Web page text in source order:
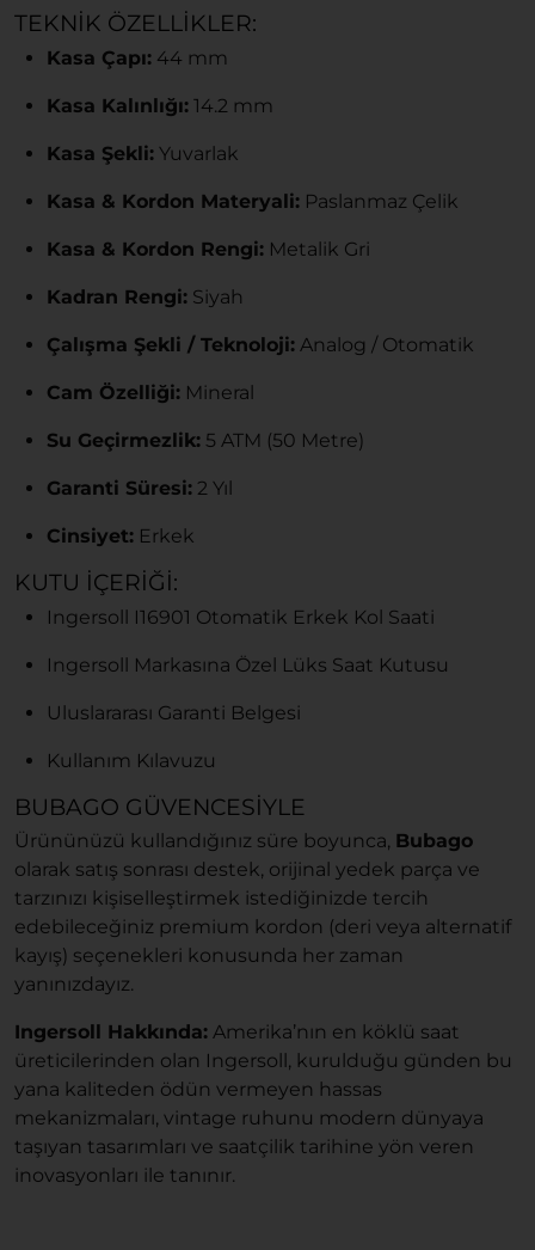
TEKNIK ÖZELLIKLER:
Kasa Çapı: 44 mm
Kasa Kalınlığı: 14.2 mm
Kasa Şekli: Yuvarlak
Kasa & Kordon Materyali: Paslanmaz Çelik
Kasa & Kordon Rengi: Metalik Gri
Kadran Rengi: Siyah
Çalışma Şekli / Teknoloji: Analog / Otomatik
Cam Özelliği: Mineral
Su Geçirmezlik: 5 ATM (50 Metre)
Garanti Süresi: 2 Yıl
Cinsiyet: Erkek
KUTU İÇERIĞI:
Ingersoll I16901 Otomatik Erkek Kol Saati
Ingersoll Markasına Özel Lüks Saat Kutusu
Uluslararası Garanti Belgesi
Kullanım Kılavuzu
BUBAGO GÜVENCESIYLE
Ürününüzü kullandığınız süre boyunca, Bubago
olarak satış sonrası destek, orijinal yedek parça ve
tarzınızı kişiselleştirmek istediğinizde tercih
edebileceğiniz premium kordon (deri veya alternatif
kayış) seçenekleri konusunda her zaman
yanınızdayız.
Ingersoll Hakkında: Amerika’nın en köklü saat
üreticilerinden olan Ingersoll, kurulduğu günden bu
yana kaliteden ödün vermeyen hassas
mekanizmaları, vintage ruhunu modern dünyaya
taşıyan tasarımları ve saatçilik tarihine yön veren
inovasyonları ile tanınır.